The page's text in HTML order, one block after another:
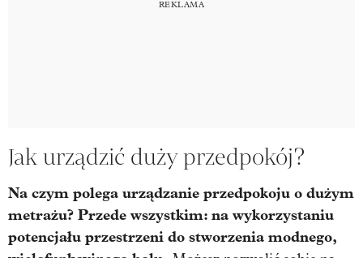
Jak urządzić duży przedpokój?
Na czym polega urządzanie przedpokoju o dużym
metrażu? Przede wszystkim: na wykorzystaniu
potencjału przestrzeni do stworzenia modnego,